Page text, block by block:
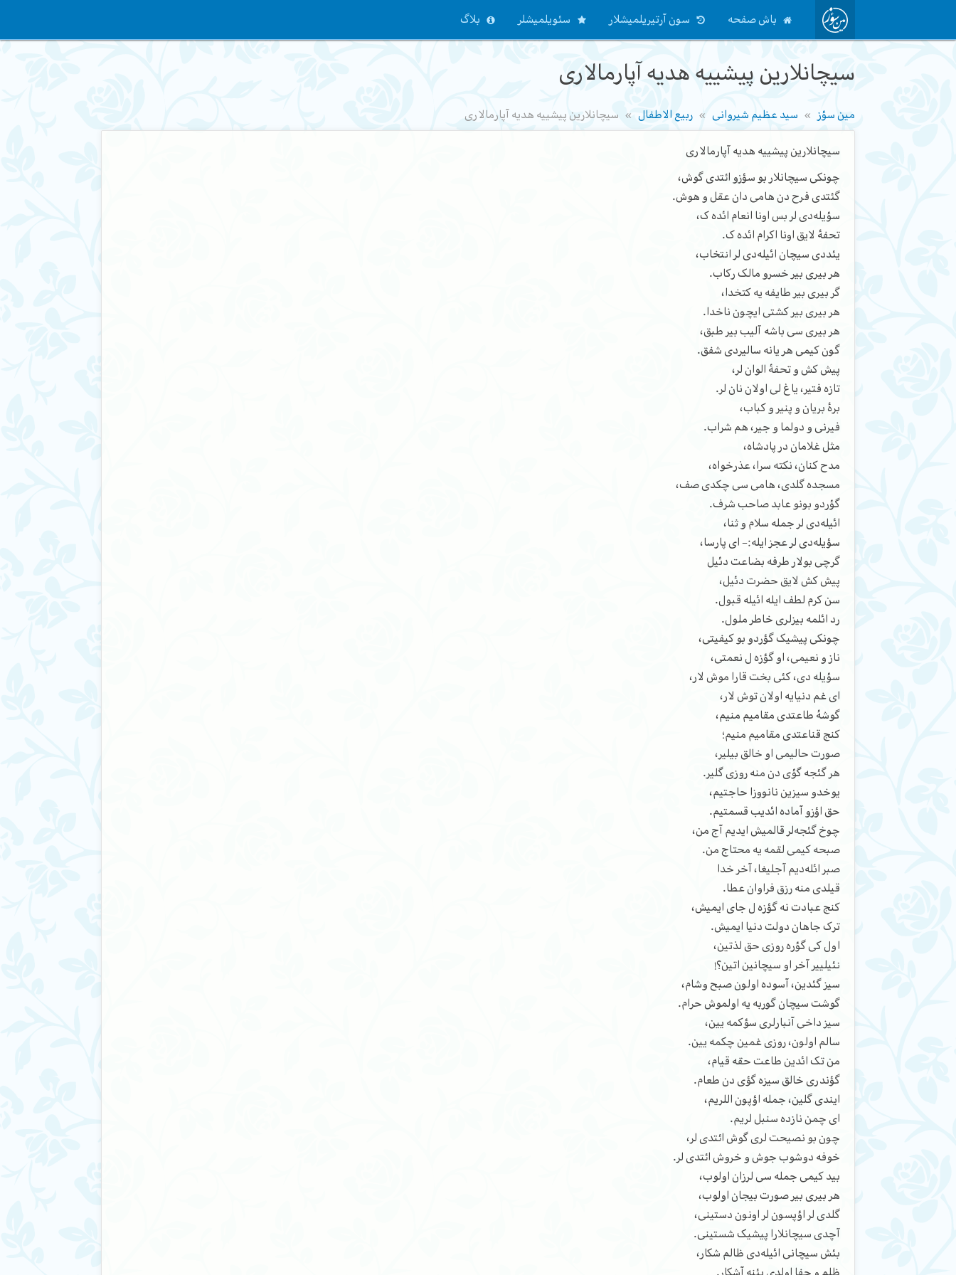
باش صفحه سون آرتیریلمیشلار سئویلمیشلر بلاگ
سیچانلارین پیشییه هدیه آپارمالاری
مین سؤز سید عظیم شیروانی ربیع الاطفال سیچانلارین پیشییه هدیه آپارمالاری
سیچانلارین پیشییه هدیه آپارمالاری
چونکی سیچانلار بو سؤزو ائتدی گوش،
گئتدی فرح دن هامی دان عقل و هوش.
سؤیله‌دی لر بس اونا انعام ائده ک،
تحفۀ لایق اونا اکرام ائده ک.
یئددی سیچان ائیله‌دی لر انتخاب،
هر بیری بیر خسرو مالک رکاب.
گر بیری بیر طایفه یه کتخدا،
هر بیری بیر کشتی ایچون ناخدا.
هر بیری سی باشه آلیب بیر طبق،
گون کیمی هر یانه سالیردی شفق.
پیش کش و تحفۀ الوان لر،
تازه فتیر، یاغ لی اولان نان لر.
برۀ بریان و پنیر و کباب،
فیرنی و دولما و جیر، هم شراب.
مثل غلامان در پادشاه،
مدح کنان، نکته سرا، عذرخواه،
مسجده گلدی، هامی سی چکدی صف،
گؤردو بونو عابد صاحب شرف.
ائیله‌دی لر جمله سلام و ثنا،
سؤیله‌دی لر عجز ایله:– ای پارسا،
گرچی بولار طرفه بضاعت دئیل
پیش کش لایق حضرت دئیل،
سن کرم لطف ایله ائیله قبول.
رد ائلمه بیزلری خاطر ملول.
چونکی پیشیک گؤردو بو کیفیتی،
ناز و نعیمی، او گؤزه ل نعمتی،
سؤیله دی، کئی بخت قارا موش لار،
ای غم دنیایه اولان توش لار،
گوشۀ طاعتدی مقامیم منیم،
کنج قناعتدی مقامیم منیم؛
صورت حالیمی او خالق بیلیر،
هر گئجه گؤی دن منه روزی گلیر.
یوخدو سیزین نانووزا حاجتیم،
حق اؤزو آماده ائدیب قسمتیم.
چوخ گئجه‌لر قالمیش ایدیم آج من،
صبحه کیمی لقمه یه محتاج من.
صبر ائله‌دیم آجلیغا، آخر خدا
قیلدی منه رزق فراوان عطا.
کنج عبادت نه گؤزه ل جای ایمیش،
ترک جاهان دولت دنیا ایمیش.
اول کی گؤره روزی حق لذتین،
نئیلییر آخر او سیچانین اتین؟!
سیز گئدین، آسوده اولون صبح وشام،
گوشت سیچان گوربه یه اولموش حرام.
سیز داخی آنبارلری سؤکمه یین،
سالم اولون، روزی غمین چکمه یین.
من تک ائدین طاعت حقه قیام،
گؤندری خالق سیزه گؤی دن طعام.
ایندی گلین، جمله اؤپون اللریم،
ای چمن نازده سنبل لریم.
چون بو نصیحت لری گوش ائتدی لر،
خوفه دوشوب جوش و خروش ائتدی لر.
بید کیمی جمله سی لرزان اولوب،
هر بیری بیر صورت بیجان اولوب،
گلدی لر اؤپسون لر اونون دستینی،
آچدی سیچانلارا پیشیک شستینی.
بئش سیچانی ائیله‌دی ظالم شکار،
ظلم و جفا اولدی یئنه آشکار.